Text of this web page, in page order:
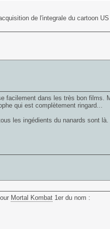
de l'integrale du cartoon
facilement dans les très bon films.
qui est complètement ringard...
les ingédients du nanards sont
Mortal Kombat1er du nom :